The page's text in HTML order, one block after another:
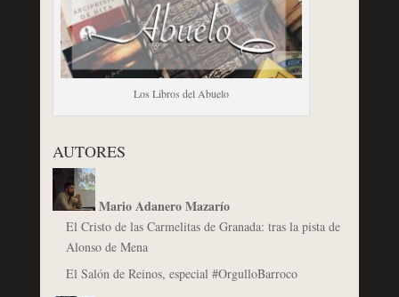
Los Libros del Abuelo
AUTORES
Mario Adanero Mazarío
El Cristo de las Carmelitas de Granada: tras la pista de
Alonso de Mena
El Salón de Reinos, especial #OrgulloBarroco